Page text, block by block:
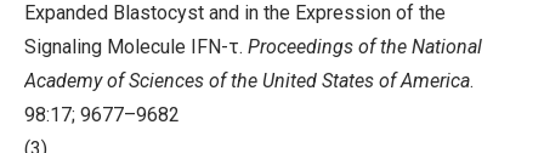
Expanded Blastocyst and in the Expression of the
Signaling Molecule IFN-τ. Proceedings of the National
Academy of Sciences of the United States of America.
98:17; 9677–9682